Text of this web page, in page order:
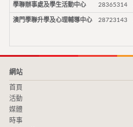
學聯辦事處及學生活動中心 28365314
澳門學聯升學及心理輔導中心 28723143
網站
首頁
活動
媒體
時事